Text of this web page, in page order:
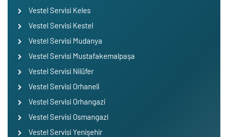
Vestel Servisi Keles
Vestel Servisi Kestel
Vestel Servisi Mudanya
Vestel Servisi Mustafakemalpaşa
Vestel Servisi Nilüfer
Vestel Servisi Orhaneli
Vestel Servisi Orhangazi
Vestel Servisi Osmangazi
Vestel Servisi Yenişehir